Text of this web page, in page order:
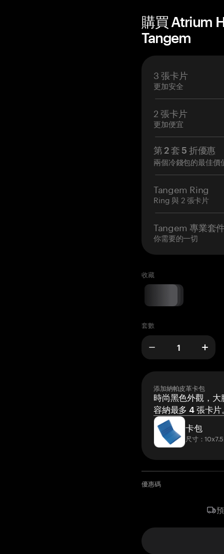
購買 Atrium
Tangem
3 張卡片
更加安全
2 張卡片
更加便宜
第 2 套 5 折優惠
兩個冷錢包的最佳價
Tangem Ring
Ring 與 2 張卡片
Tangem 專業套
你需要的一切
收藏
套數
添加納帕皮革卡包
時尚黑色外觀，大
容納最多 4 張卡片
卡包
尺寸：
優惠碼